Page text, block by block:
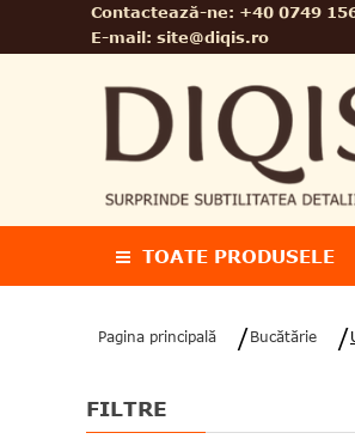
Contactează-ne: +40 0749
E-mail: site@diqis.ro
TOATE PRODUSELE
Pagina principală Bucătărie
FILTRE